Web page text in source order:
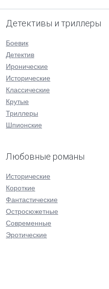
Детективы и триллеры
Боевик
Детектив
Иронические
Исторические
Классические
Крутые
Триллеры
Шпионские
Любовные романы
Исторические
Короткие
Фантастические
Остросюжетные
Современные
Эротические